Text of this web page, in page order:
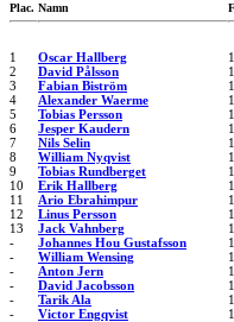
Plac. Namn
1 Oscar Hallberg
2
David Pålsson
3
Fabian Biström
4
Alexander Waerme
5
Tobias Persson
6
Jesper Kaudern
7
Nils Selin
8
William Nyqvist
9
Tobias Rundberget
10
Erik Hallberg
11
Ario Ebrahimpur
12
Linus Persson
13
Jack Vahnberg
-
Johannes Hou Gustafsson
-
William Wensing
-
Anton Jern
-
David Jacobsson
-
Tarik Ala
-
Victor Engqvist